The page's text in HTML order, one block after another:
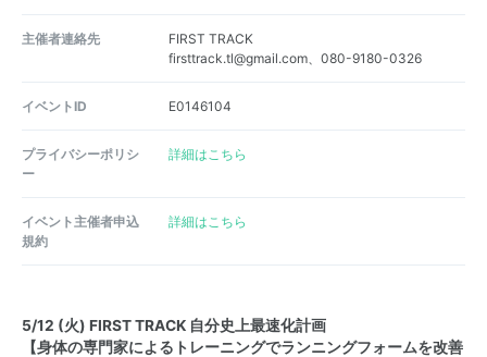
主催者連絡先
FIRST TRACK
firsttrack.tl@gmail.com、080-9180-0326
イベントID E0146104
プライバシーポリシ
ー
詳細はこちら
イベント主催者申込
規約
詳細はこちら
5/12 (火) FIRST TRACK 自分史上最速化計画
【身体の専門家によるトレーニングでランニングフォームを改善